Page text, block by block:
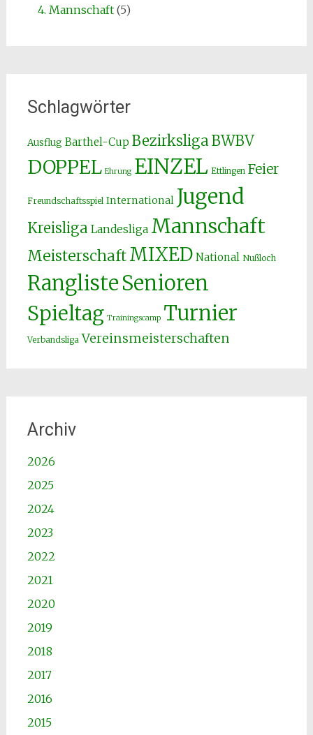
4. Mannschaft(5)
Schlagwörter
Ausflug Barthel-Cup BezirksligaBWBV
DOPPEL Ehrung EINZEL Ettlingen Feier
Freundschaftsspiel International Jugend
Kreisliga Landesliga Mannschaft
MeisterschaftMIXED National Nußloch
RanglisteSenioren
Spieltag Trainingscamp Turnier
Verbandsliga Vereinsmeisterschaften
Archiv
2026
2025
2024
2023
2022
2021
2020
2019
2018
2017
2016
2015